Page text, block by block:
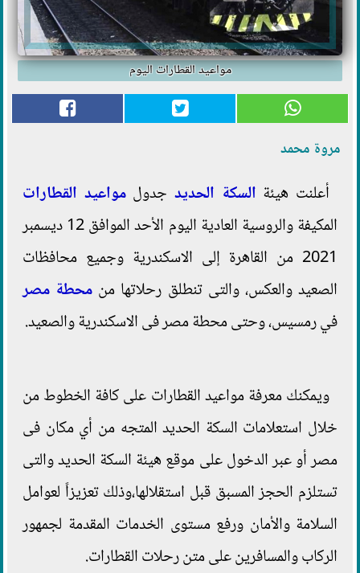
مواعيد القطارات اليوم
مروة محمد
أعلنت هيئة السكة الحديدجدولمواعيد القطارات
المكيفة والروسية العادية اليوم الأحد الموافق 12 ديسمبر
2021 من القاهرة إلى الاسكندرية وجميع محافظات
الصعيد والعكس، والتى تنطلق رحلاتها من محطة مصر
في رمسيس، وحتى محطة مصر فى الاسكندرية والصعيد.
ويمكنك معرفة مواعيد القطارات على كافة الخطوط من
خلال استعلامات السكة الحديد المتجه من أي مكان فى
مصر أو عبر الدخول على موقع هيئة السكة الحديد والتى
تستلزم الحجز المسبق قبل استقلالها،وذلك تعزيزاً لعوامل
السلامة والأمان ورفع مستوى الخدمات المقدمة لجمهور
الركاب والمسافرين على متن رحلات القطارات.